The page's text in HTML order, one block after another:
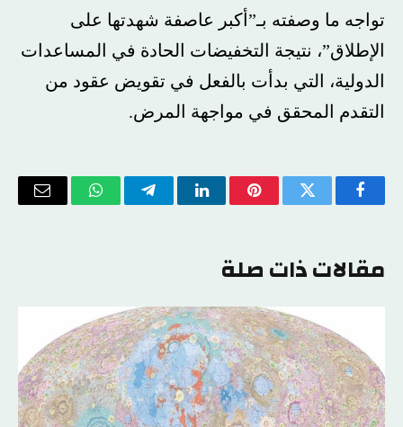
تواجه ما وصفته بـ”أكبر عاصفة شهدتها على
الإطلاق”، نتيجة التخفيضات الحادة في المساعدات
الدولية، التي بدأت بالفعل في تقويض عقود من
التقدم المحقق في مواجهة المرض.
فيسبوكتويتر بينتيريستلينكدإن تيلقرام واتسابالبريد
مقالات ذات صلة